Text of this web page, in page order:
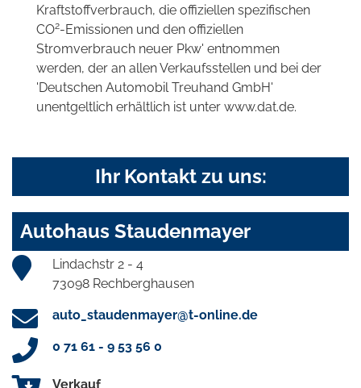
Kraftstoffverbrauch, die offiziellen spezifischen
CO2-Emissionen und den offiziellen
Stromverbrauch neuer Pkw' entnommen
werden, der an allen Verkaufsstellen und bei der
'Deutschen Automobil Treuhand GmbH'
unentgeltlich erhältlich ist unter www.dat.de.
Ihr Kontakt zu uns:
Autohaus Staudenmayer
Lindachstr 2 - 4
73098 Rechberghausen
auto_staudenmayer@t-online.de
0 71 61 - 9 53 56 0
Verkauf